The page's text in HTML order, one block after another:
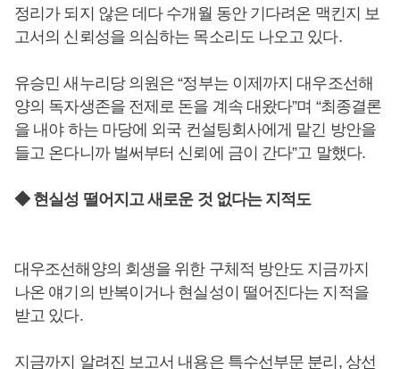
정리가 되지 않은 데다 수개월 동안 기다려온 맥킨지 보
고서의 신뢰성을 의심하는 목소리도 나오고 있다.
유승민 새누리당 의원은 “정부는 이제까지 대우조선해
양의 독자생존을 전제로 돈을 계속 대왔다”며 “최종결론
을 내야 하는 마당에 외국 컨설팅회사에게 맡긴 방안을
들고 온다니까 벌써부터 신뢰에 금이 간다”고 말했다.
◆ 현실성 떨어지고 새로운 것 없다는 지적도
대우조선해양의 회생을 위한 구체적 방안도 지금까지
나온 얘기의 반복이거나 현실성이 떨어진다는 지적을
받고 있다.
지금까지 알려진 보고서 내용은 특수선부문 분리, 상선